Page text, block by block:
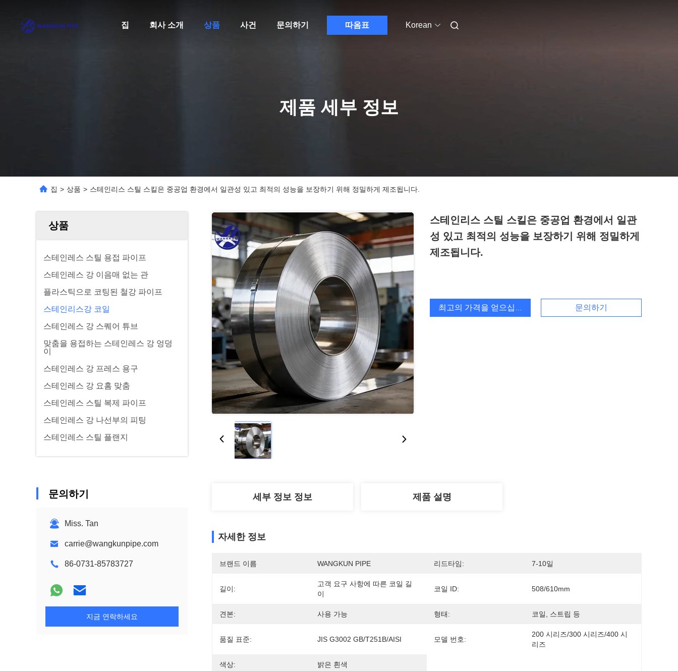
집 회사 소개 상품 사건 문의하기 따옴표 Korean
제품 세부 정보
집 > 상품 > 스테인리스 스틸 스킬은 중공업 환경에서 일관성 있고 최적의 성능을 보장하기 위해 정밀하게 제조됩니다.
상품
스테인레스 스틸 용접 파이프
스테인레스 강 이음매 없는 관
플라스틱으로 코팅된 철강 파이프
스테인리스강 코일
스테인레스 강 스퀘어 튜브
맞춤을 용접하는 스테인레스 강 엉덩
이
스테인레스 강 프레스 용구
스테인레스 강 요홈 맞춤
스테인레스 스틸 복제 파이프
스테인레스 강 나선부의 피팅
스테인레스 스틸 플랜지
문의하기
Miss. Tan
carrie@wangkunpipe.com
86-0731-85783727
지금 연락하세요
스테인리스 스틸 스킬은 중공업 환경에서 일관
성 있고 최적의 성능을 보장하기 위해 정밀하게
제조됩니다.
최고의 가격을 얻으십시오 문의하기
세부 정보 정보 제품 설명
자세한 정보
브랜드 이름 WANGKUN PIPE 리드타임: 7-10일
길이:
고객 요구 사항에 따른 코일 길
이
코일 ID: 508/610mm
견본: 사용 가능 형태: 코일, 스트립 등
품질 표준: JIS G3002 GB/T251B/AISI 모델 번호:
200 시리즈/300 시리즈/400 시
리즈
색상: 밝은 흰색